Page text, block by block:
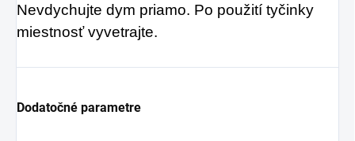
Nevdychujte dym priamo. Po použití tyčinky
miestnosť vyvetrajte.
Dodatočné parametre